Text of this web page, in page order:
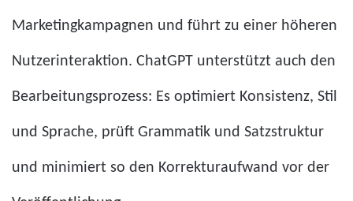
Marketingkampagnen und führt zu einer höheren
Nutzerinteraktion. ChatGPT unterstützt auch den
Bearbeitungsprozess: Es optimiert Konsistenz, Stil
und Sprache, prüft Grammatik und Satzstruktur
und minimiert so den Korrekturaufwand vor der